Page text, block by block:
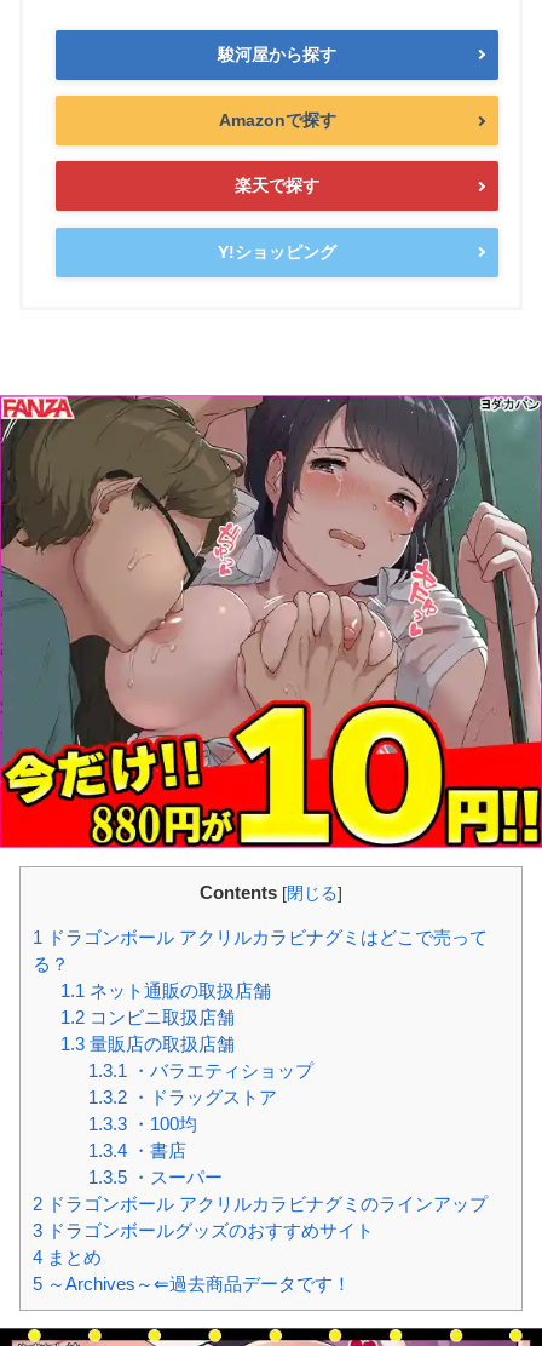
駿河屋から探す
Amazonで探す
楽天で探す
Y!ショッピング
Contents [閉じる]
1 ドラゴンボール アクリルカラビナグミはどこで売って
る？
1.1 ネット通販の取扱店舗
1.2コンビニ取扱店舗
1.3量販店の取扱店舗
1.3.1 ・バラエティショップ
1.3.2・ドラッグストア
1.3.3・100均
1.3.4・書店
1.3.5・スーパー
2 ドラゴンボール アクリルカラビナグミのラインアップ
3 ドラゴンボールグッズのおすすめサイト
4 まとめ
5 ～Archives～⇐過去商品データです！